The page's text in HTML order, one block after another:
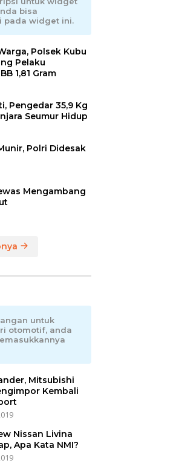
bisa
pada widget ini.
Polsek Kubu
Pelaku
1,81 Gram
Pengedar 35,9 Kg
Seumur Hidup
Polri Didesak
Mengambang
untuk
otomotif, anda
Mitsubishi
Kembali
Nissan Livina
Apa Kata NMI?